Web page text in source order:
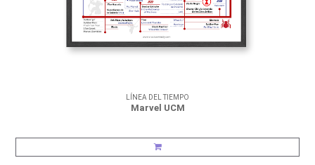
LÍNEA DEL TIEMPO
Marvel UCM